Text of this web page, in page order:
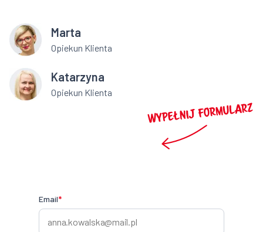
Marta
Opiekun Klienta
Katarzyna
Opiekun Klienta
Email*